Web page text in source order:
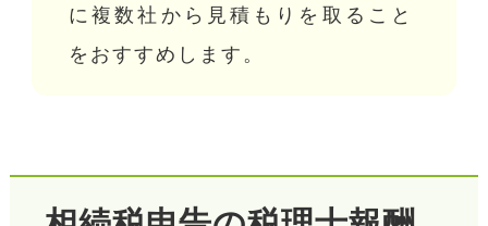
に複数社から見積もりを取ること
をおすすめします。